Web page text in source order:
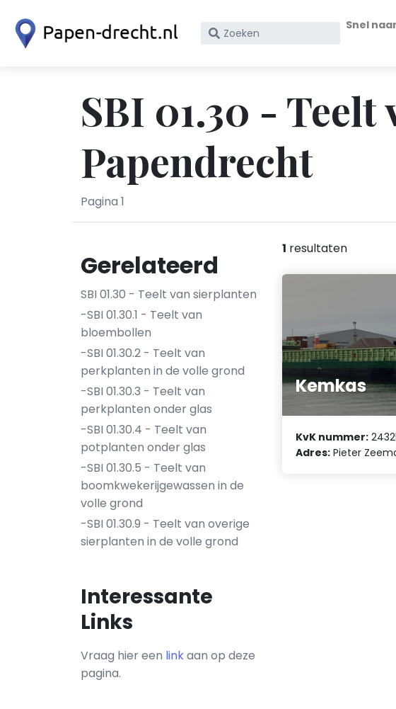
Zoek
KvK
nummer
Snel naar
SBI 01.30 -
Papendrecht
Pagina 1
Gerelateerd
SBI 01.30 - Teelt van sierplanten
-SBI 01.30.1 - Teelt van
bloembollen
-SBI 01.30.2 - Teelt van
perkplanten in de volle grond
-SBI 01.30.3 - Teelt van
perkplanten onder glas
-SBI 01.30.4 - Teelt van
potplanten onder glas
-SBI 01.30.5 - Teelt van
boomkwekerijgewassen in de
volle grond
-SBI 01.30.9 - Teelt van overige
sierplanten in de volle grond
Interessante
Links
Vraag hier een linkaan op deze
pagina.
1 resultaten
Kemkas
KvK nummer:
Adres: Pieter